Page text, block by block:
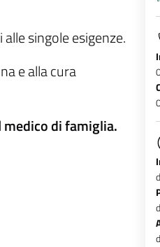
singole esigenze.
e alla cura
medico di famiglia.